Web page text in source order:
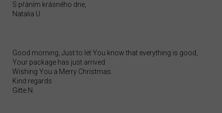
S přáním krásného dne,
Natalia U.
Good morning, Just to let You know that everything is good,
Your package has just arrived.
Wishing You a Merry Christmas.
Kind regards
Gitte N.